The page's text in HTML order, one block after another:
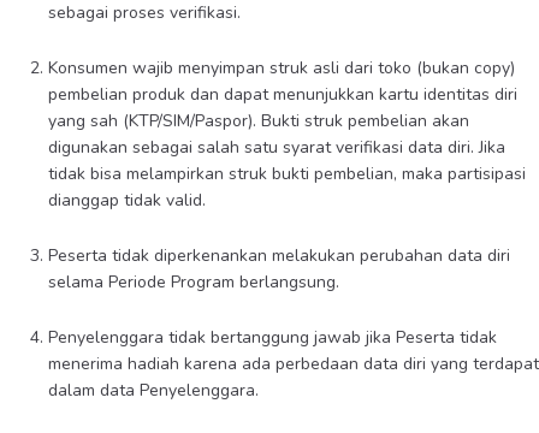
sebagai proses verifikasi.
Konsumen wajib menyimpan struk asli dari toko (bukan copy)
pembelian produk dan dapat menunjukkan kartu identitas diri
yang sah (KTP/SIM/Paspor). Bukti struk pembelian akan
digunakan sebagai salah satu syarat verifikasi data diri. Jika
tidak bisa melampirkan struk bukti pembelian, maka partisipasi
dianggap tidak valid.
Peserta tidak diperkenankan melakukan perubahan data diri
selama Periode Program berlangsung.
Penyelenggara tidak bertanggung jawab jika Peserta tidak
menerima hadiah karena ada perbedaan data diri yang terdapat
dalam data Penyelenggara.